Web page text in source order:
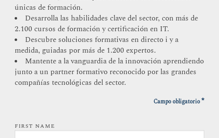
únicas de formación.
Desarrolla las habilidades clave del sector, con más de
2.100 cursos de formación y certificación en IT.
Descubre soluciones formativas en directo i y a
medida, guiadas por más de 1.200 expertos.
Mantente a la vanguardia de la innovación aprendiendo
junto a un partner formativo reconocido por las grandes
compañías tecnológicas del sector.
Campo obligatorio*
FIRST NAME